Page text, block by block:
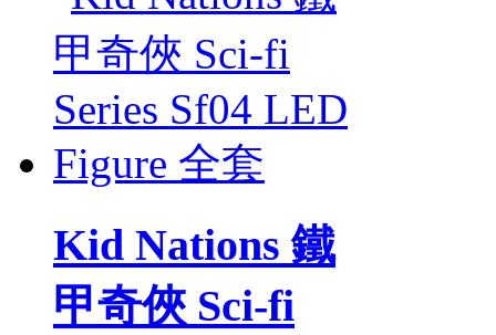
Kid Nations 鐵
甲奇俠 Sci-fi